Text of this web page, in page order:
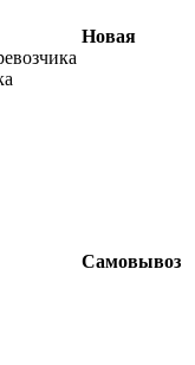
Новая
Самовывоз